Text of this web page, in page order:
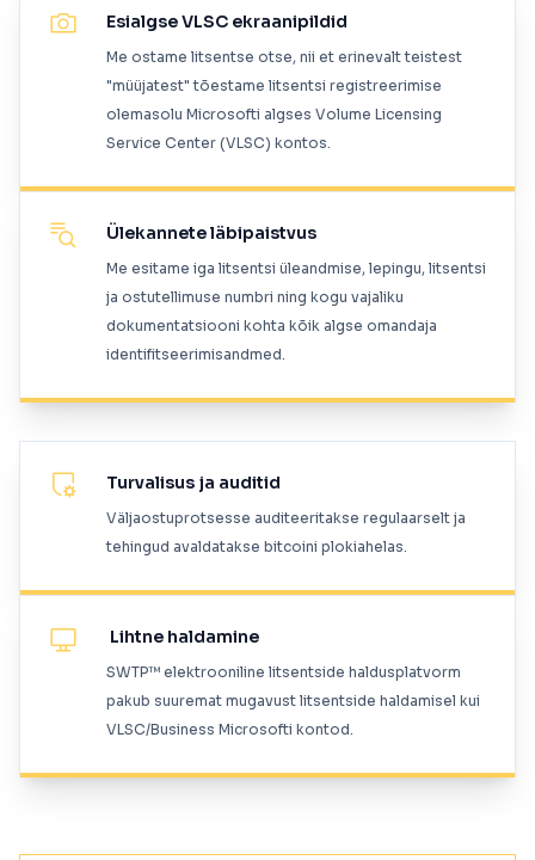
Esialgse VLSC ekraanipildid
Me ostame litsentse otse, nii et erinevalt teistest
"müüjatest" tõestame litsentsi registreerimise
olemasolu Microsofti algses Volume Licensing
Service Center (VLSC) kontos.
Ülekannete läbipaistvus
Me esitame iga litsentsi üleandmise, lepingu, litsentsi
ja ostutellimuse numbri ning kogu vajaliku
dokumentatsiooni kohta kõik algse omandaja
identifitseerimisandmed.
Turvalisus ja auditid
Väljaostuprotsesse auditeeritakse regulaarselt ja
tehingud avaldatakse bitcoini plokiahelas.
Lihtne haldamine
SWTP™ elektrooniline litsentside haldusplatvorm
pakub suuremat mugavust litsentside haldamisel kui
VLSC/Business Microsofti kontod.